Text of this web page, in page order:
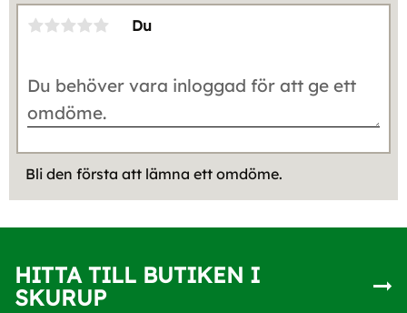
Du
Bli den första att lämna ett omdöme.
HITTA TILL BUTIKEN I
SKURUP